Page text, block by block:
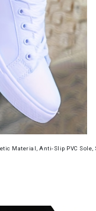
Material, Anti-Slip PVC